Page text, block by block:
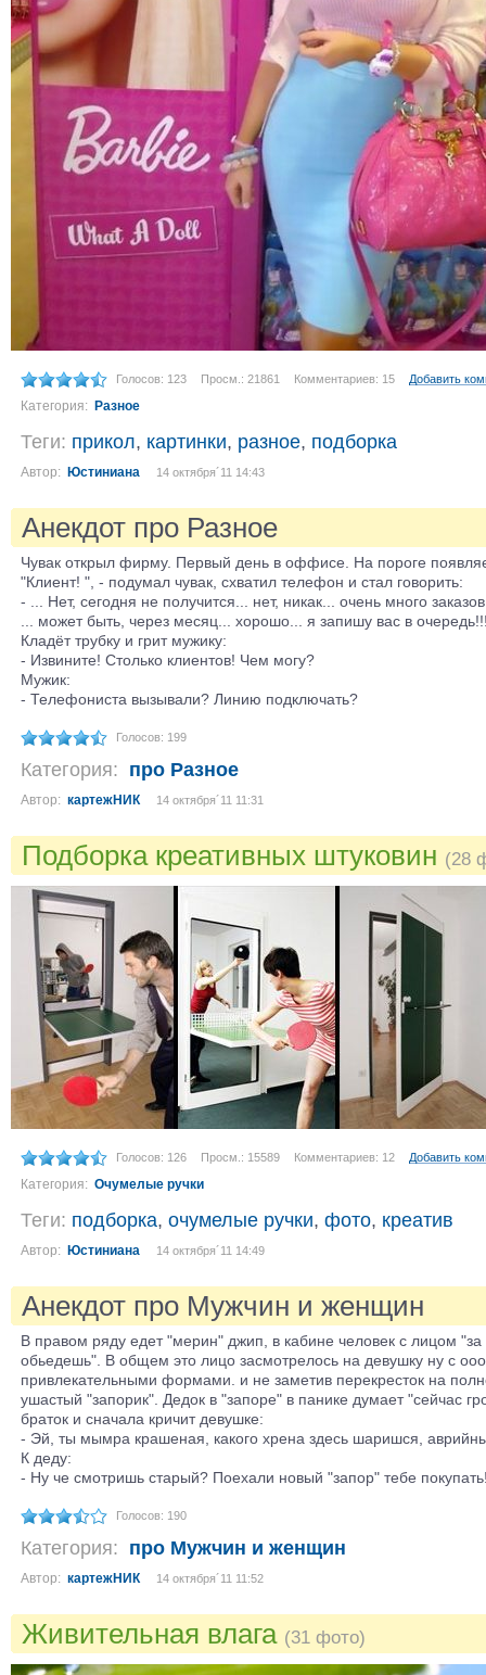
Голосов: 123 Просм.: 21861 Комментариев: 15 Добавить
Категория: Разное
Теги: прикол, картинки, разное, подборка
Автор: Юстиниана 14 октября´11 14:43
Анекдот про Разное
Чувак открыл фирму. Первый день в оффисе. На пороге
"Клиент! ", - подумал чувак, схватил телефон и стал говорить:
- ... Нет, сегодня не получится... нет, никак... очень много
... может быть, через месяц... хорошо... я запишу вас в
Кладёт трубку и грит мужику:
- Извините! Столько клиентов! Чем могу?
Мужик:
- Телефониста вызывали? Линию подключать?
Голосов: 199
Категория: про Разное
Автор: картежНИК 14 октября´11 11:31
Подборка креативных штуковин (28
Голосов: 126 Просм.: 15589 Комментариев: 12 Добавить
Категория: Очумелые ручки
Теги: подборка, очумелые ручки, фото, креатив
Автор: Юстиниана 14 октября´11 14:49
Анекдот про Мужчин и женщин
В правом ряду едет "мерин" джип, в кабине человек с лицом
обьедешь". В общем это лицо засмотрелось на девушку ну с
привлекательными формами. и не заметив перекресток на
ушастый "запорик". Дедок в "запоре" в панике думает "сейчас
браток и сначала кричит девушке:
- Эй, ты мымра крашеная, какого хрена здесь шаришся,
К деду:
- Ну че смотришь старый? Поехали новый "запор" тебе
Голосов: 190
Категория: про Мужчин и женщин
Автор: картежНИК 14 октября´11 11:52
Живительная влага (31 фото)